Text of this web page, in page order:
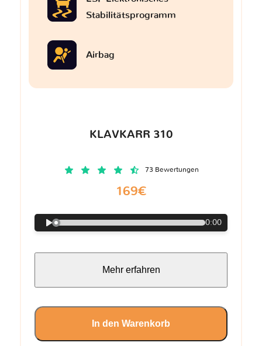
Stabilitätsprogramm
Airbag
KLAVKARR 310
73 Bewertungen
169€
0:00
Mehr erfahren
In den Warenkorb